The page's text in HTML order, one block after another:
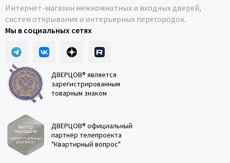
Интернет-магазин межкомнатных и входных дверей,
систем открывания и интерьерных перегородок.
Мы в социальных сетях
ДВЕРЦОВ® является
зарегистрированным
товарным знаком
ДВЕРЦОВ® официальный
партнёр телепроекта
"Квартирный вопрос"